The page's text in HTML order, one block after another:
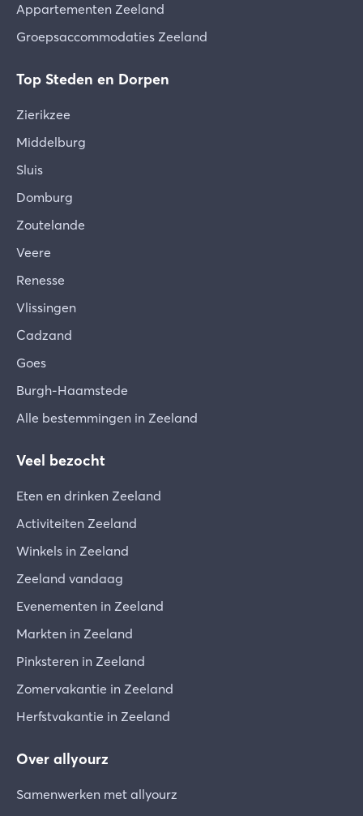
Appartementen Zeeland
Groepsaccommodaties Zeeland
Top Steden en Dorpen
Zierikzee
Middelburg
Sluis
Domburg
Zoutelande
Veere
Renesse
Vlissingen
Cadzand
Goes
Burgh-Haamstede
Alle bestemmingen in Zeeland
Veel bezocht
Eten en drinken Zeeland
Activiteiten Zeeland
Winkels in Zeeland
Zeeland vandaag
Evenementen in Zeeland
Markten in Zeeland
Pinksteren in Zeeland
Zomervakantie in Zeeland
Herfstvakantie in Zeeland
Over allyourz
Samenwerken met allyourz